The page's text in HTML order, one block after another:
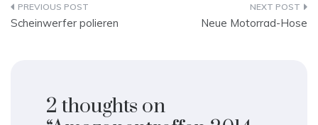
Beitragsnavigation
Scheinwerfer polieren Neue Motorrad-Hose
2 thoughts on